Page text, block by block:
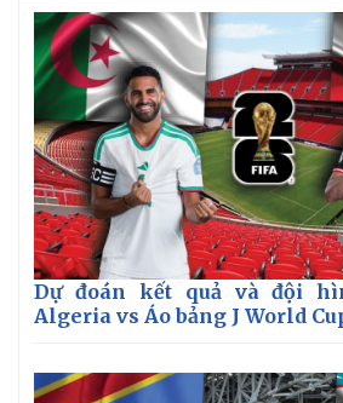
Pháp luật
Vụ án
Tin nóng
Tư vấn luật
Quân
Vũ khí
Việt
Phân
21:32
Dự đoán kết quả và đội